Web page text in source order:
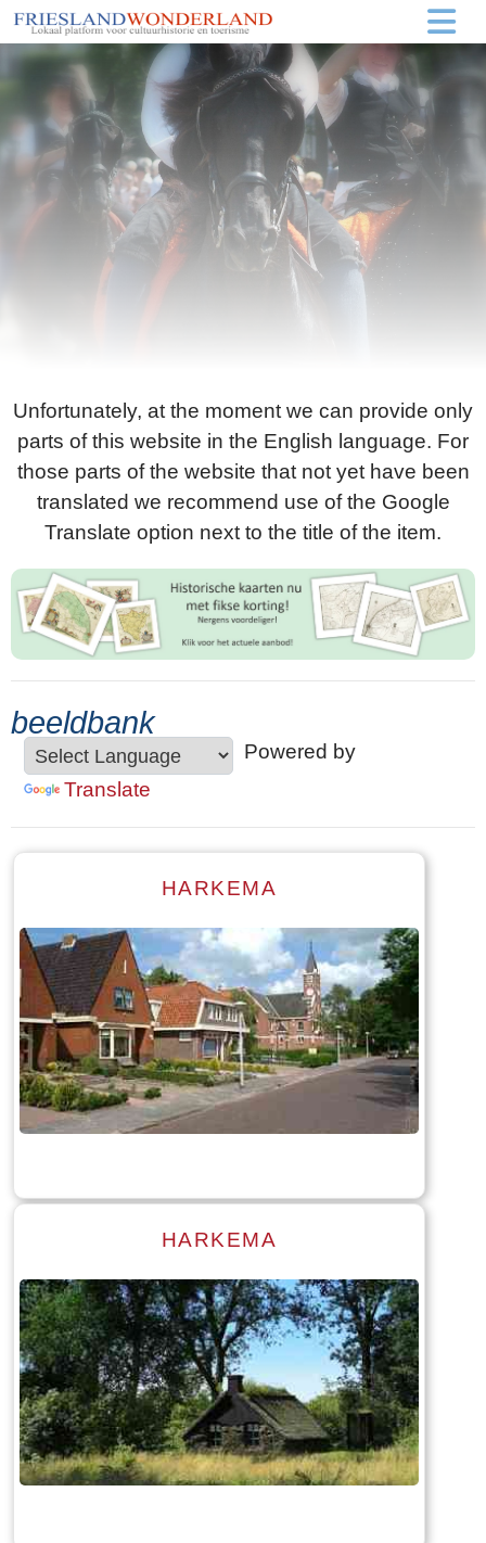
Unfortunately, at the moment we can provide only
parts of this website in the English language. For
those parts of the website that not yet have been
translated we recommend use of the Google
Translate option next to the title of the item.
beeldbank
Powered by
Translate
HARKEMA
Read more
Tekst: © Foto: © Hendrik van Kampen
HARKEMA